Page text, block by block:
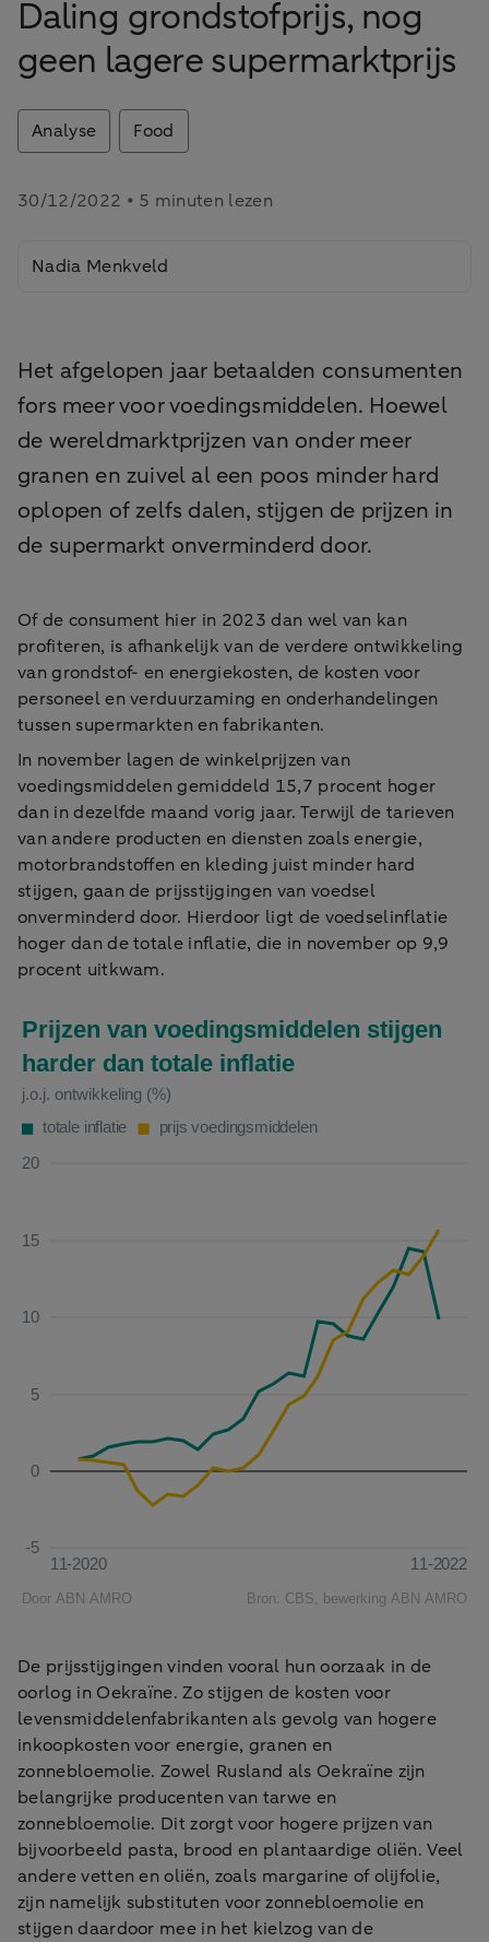
Daling grondstofprijs, nog
geen lagere supermarktprijs
Analyse Food
30/12/2022 • 5 minuten lezen
Nadia Menkveld
Het afgelopen jaar betaalden consumenten
fors meer voor voedingsmiddelen. Hoewel
de wereldmarktprijzen van onder meer
granen en zuivel al een poos minder hard
oplopen of zelfs dalen, stijgen de prijzen in
de supermarkt onverminderd door.
Of de consument hier in 2023 dan wel van kan
profiteren, is afhankelijk van de verdere ontwikkeling
van grondstof- en energiekosten, de kosten voor
personeel en verduurzaming en onderhandelingen
tussen supermarkten en fabrikanten.
In november lagen de winkelprijzen van
voedingsmiddelen gemiddeld 15,7 procent hoger
dan in dezelfde maand vorig jaar. Terwijl de tarieven
van andere producten en diensten zoals energie,
motorbrandstoffen en kleding juist minder hard
stijgen, gaan de prijsstijgingen van voedsel
onverminderd door. Hierdoor ligt de voedselinflatie
hoger dan de totale inflatie, die in november op 9,9
procent uitkwam.
De prijsstijgingen vinden vooral hun oorzaak in de
oorlog in Oekraïne. Zo stijgen de kosten voor
levensmiddelenfabrikanten als gevolg van hogere
inkoopkosten voor energie, granen en
zonnebloemolie. Zowel Rusland als Oekraïne zijn
belangrijke producenten van tarwe en
zonnebloemolie. Dit zorgt voor hogere prijzen van
bijvoorbeeld pasta, brood en plantaardige oliën. Veel
andere vetten en oliën, zoals margarine of olijfolie,
zijn namelijk substituten voor zonnebloemolie en
stijgen daardoor mee in het kielzog van de